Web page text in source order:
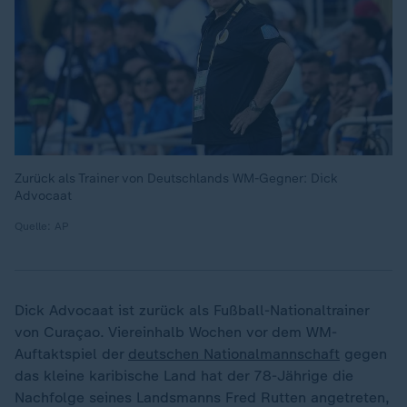
Zurück als Trainer von Deutschlands WM-Gegner: Dick
Advocaat
Dick Advocaat ist zurück als Fußball-Nationaltrainer
von Curaçao. Viereinhalb Wochen vor dem WM-
Auftaktspiel der deutschen Nationalmannschaft gegen
das kleine karibische Land hat der 78-Jährige die
Nachfolge seines Landsmanns Fred Rutten angetreten,